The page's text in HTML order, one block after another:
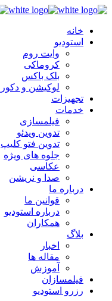
خانه
استودیو
وایت روم
کروماکی
بلک باکس
لوکیشن و دکور
تجهیزات
خدمات
فیلمسازی
تدوین ویدئو
تدوین فتو کلیپ
جلوه های ویژه
عکاسی
صدا و نریشن
درباره ما
قوانین ما
درباره استودیو
همکاران
بلاگ
اخبار
مقاله ها
آموزش
فیلمسازان
رزرو استودیو